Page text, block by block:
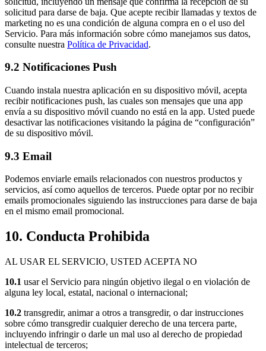
solicitud para darse de baja. Que acepte recibir llamadas y textos de
marketing no es una condición de alguna compra en o el uso del
Servicio. Para más información sobre cómo manejamos sus datos,
consulte nuestra Política de Privacidad.
9.2 Notificaciones Push
Cuando instala nuestra aplicación en su dispositivo móvil, acepta
recibir notificaciones push, las cuales son mensajes que una app
envía a su dispositivo móvil cuando no está en la app. Usted puede
desactivar las notificaciones visitando la página de “configuración”
de su dispositivo móvil.
9.3 Email
Podemos enviarle emails relacionados con nuestros productos y
servicios, así como aquellos de terceros. Puede optar por no recibir
emails promocionales siguiendo las instrucciones para darse de baja
en el mismo email promocional.
10. Conducta Prohibida
AL USAR EL SERVICIO, USTED ACEPTA NO
10.1 usar el Servicio para ningún objetivo ilegal o en violación de
alguna ley local, estatal, nacional o internacional;
10.2 transgredir, animar a otros a transgredir, o dar instrucciones
sobre cómo transgredir cualquier derecho de una tercera parte,
incluyendo infringir o darle un mal uso al derecho de propiedad
intelectual de terceros;